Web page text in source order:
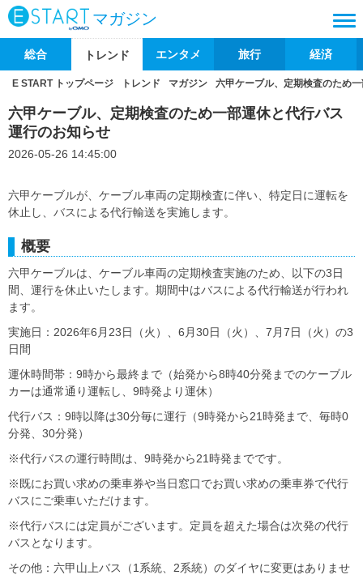
マガジン
総合 トレンド エンタメ 旅行 経済
E START トップページ トレンド マガジン 六甲ケーブル、定期検査のため
六甲ケーブル、定期検査のため一部運休と代行バス
運行のお知らせ
2026-05-26 14:45:00
六甲ケーブルが、ケーブル車両の定期検査に伴い、特定日に運転を
休止し、バスによる代行輸送を実施します。
概要
六甲ケーブルは、ケーブル車両の定期検査実施のため、以下の3日
間、運行を休止いたします。期間中はバスによる代行輸送が行われ
ます。
実施日：2026年6月23日（火）、6月30日（火）、7月7日（火）の3
日間
運休時間帯：9時から最終まで（始発から8時40分発までのケーブル
カーは通常通り運転し、9時発より運休）
代行バス：9時以降は30分毎に運行（9時発から21時発まで、毎時0
分発、30分発）
※代行バスの運行時間は、9時発から21時発までです。
※既にお買い求めの乗車券や当日窓口でお買い求めの乗車券で代行
バスにご乗車いただけます。
※代行バスには定員がございます。定員を超えた場合は次発の代行
バスとなります。
その他：六甲山上バス（1系統、2系統）のダイヤに変更はありませ